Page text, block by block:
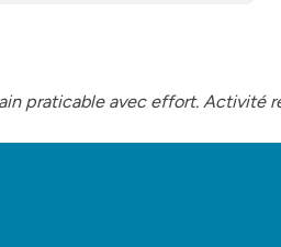
praticable avec effort. Activité